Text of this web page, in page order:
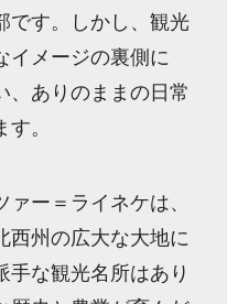
です。しかし、観光
イメージの裏側に
、ありのままの日常
。
ー＝ライネケは、
西州の広大な大地に
手な観光名所はあり